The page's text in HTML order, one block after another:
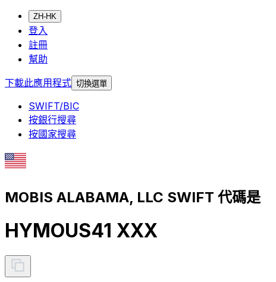
ZH-HK
登入
註冊
幫助
下載此應用程式 切換選單
SWIFT/BIC
按銀行搜尋
按國家搜尋
MOBIS ALABAMA, LLC SWIFT 代碼是
HYMOUS41 XXX